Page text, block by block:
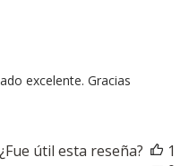
excelente. Gracias
¿Fue útil esta reseña?
1